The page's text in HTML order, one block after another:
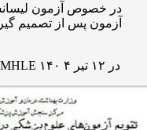
در خصوص آزمون
آزمون پس از تصمیم
برگزاری یک نوبت آزمون زبان انگلیسی MHLE در ۱۲ تیر ۴ ۱۴۰